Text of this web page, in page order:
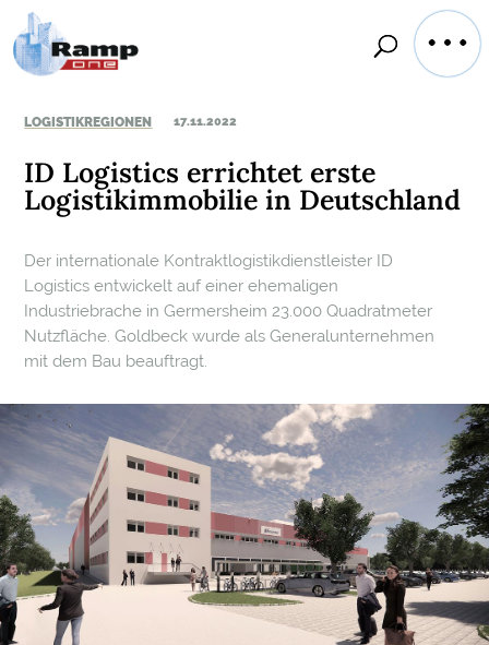
LOGISTIKREGIONEN 17.11.2022
ID Logistics errichtet erste
Logistikimmobilie in Deutschland
Der internationale Kontraktlogistikdienstleister ID
Logistics entwickelt auf einer ehemaligen
Industriebrache in Germersheim 23.000 Quadratmeter
Nutzfläche. Goldbeck wurde als Generalunternehmen
mit dem Bau beauftragt.